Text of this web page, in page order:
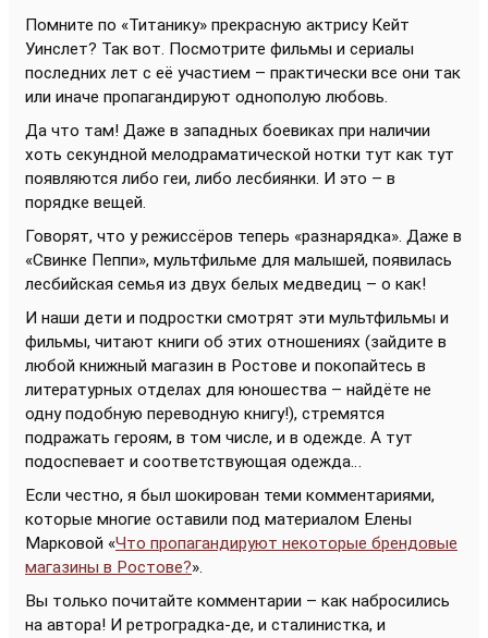
Помните по «Титанику» прекрасную актрису Кейт
Уинслет? Так вот. Посмотрите фильмы и сериалы
последних лет с её участием – практически все они так
или иначе пропагандируют однополую любовь.
Да что там! Даже в западных боевиках при наличии
хоть секундной мелодраматической нотки тут как тут
появляются либо геи, либо лесбиянки. И это – в
порядке вещей.
Говорят, что у режиссёров теперь «разнарядка». Даже в
«Свинке Пеппи», мультфильме для малышей, появилась
лесбийская семья из двух белых медведиц – о как!
И наши дети и подростки смотрят эти мультфильмы и
фильмы, читают книги об этих отношениях (зайдите в
любой книжный магазин в Ростове и покопайтесь в
литературных отделах для юношества – найдёте не
одну подобную переводную книгу!), стремятся
подражать героям, в том числе, и в одежде. А тут
подоспевает и соответствующая одежда…
Если честно, я был шокирован теми комментариями,
которые многие оставили под материалом Елены
Марковой «Что пропагандируют некоторые брендовые
магазины в Ростове?».
Вы только почитайте комментарии – как набросились
на автора! И ретроградка-де, и сталинистка, и